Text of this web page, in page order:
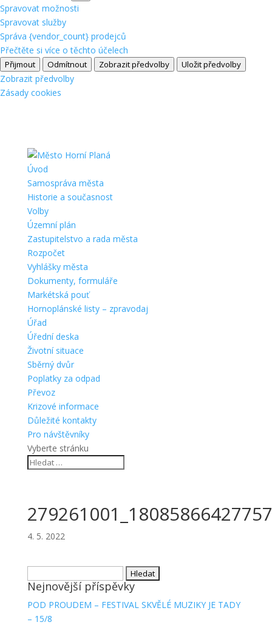
Spravovat možnosti
Spravovat služby
Správa {vendor_count} prodejců
Přečtěte si více o těchto účelech
Přijmout Odmítnout Zobrazit předvolby Uložit předvolby
Zobrazit předvolby
Zásady cookies
Úvod
Samospráva města
Historie a současnost
Volby
Územní plán
Zastupitelstvo a rada města
Rozpočet
Vyhlášky města
Dokumenty, formuláře
Markétská pouť
Hornoplánské listy – zpravodaj
Úřad
Úřední deska
Životní situace
Sběrný dvůr
Poplatky za odpad
Převoz
Krizové informace
Důležité kontakty
Pro návštěvníky
Vyberte stránku
4. 5. 2022
Nejnovější příspěvky
POD PROUDEM – FESTIVAL SKVĚLÉ MUZIKY JE TADY
– 15/8